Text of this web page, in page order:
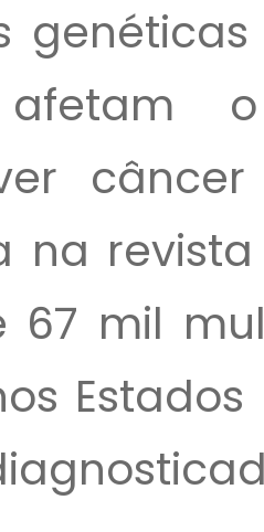
na revista
67 mil